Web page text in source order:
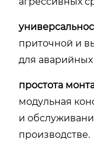
приточной и
для
простота
модульная
и
производстве.